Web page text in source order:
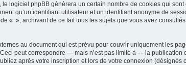
logiciel phpBB génèrera un certain nombre de cookies qui
qu’un identifiant utilisateur et un identifiant anonyme de
», archivant de ce fait tous les sujets que vous avez
au document qui est prévu pour couvrir uniquement les
peut correspondre — mais n’est pas limité à — la publication
après votre inscription et lors de votre connexion (désignés